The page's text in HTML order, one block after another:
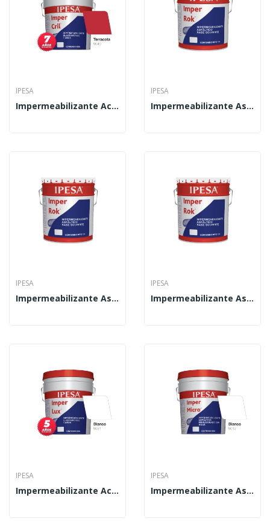
IPESA
Impermeabilizante Acrílico Imper Cril 19 L
IPESA
Impermeabilizante Asfáltico Imper Rok 1 L
IPESA
Impermeabilizante Asfáltico Imper Rok 4 L
IPESA
Impermeabilizante Asfáltico Imper Rok 19 L
IPESA
Impermeabilizante Acrílico Imper Lux 4 L
IPESA
Impermeabilizante Asfáltico Imper Micro 4 L